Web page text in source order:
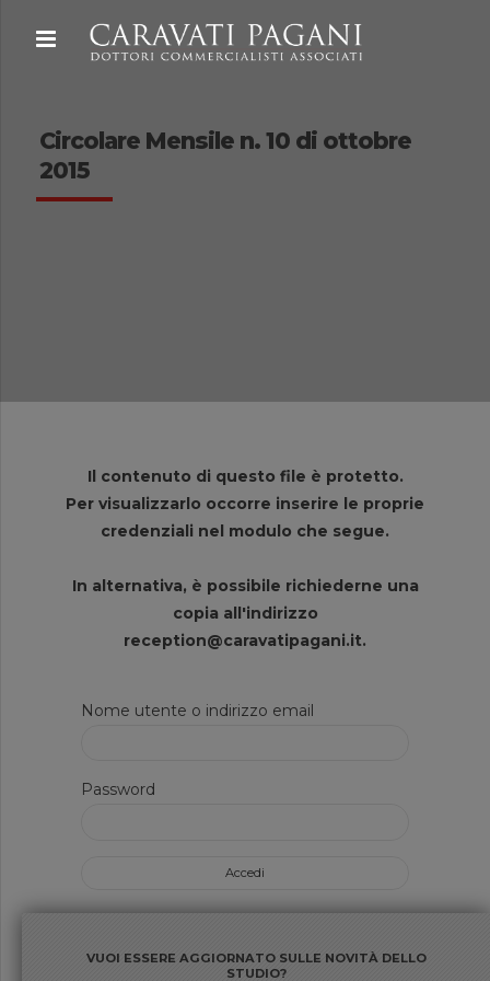
Circolare Mensile n. 10 di ottobre
2015
Il contenuto di questo file è protetto.
Per visualizzarlo occorre inserire le proprie
credenziali nel modulo che segue.
In alternativa, è possibile richiederne una
copia all'indirizzo
reception@caravatipagani.it.
Nome utente o indirizzo email
Password
VUOI ESSERE AGGIORNATO SULLE NOVITÀ DELLO
STUDIO?